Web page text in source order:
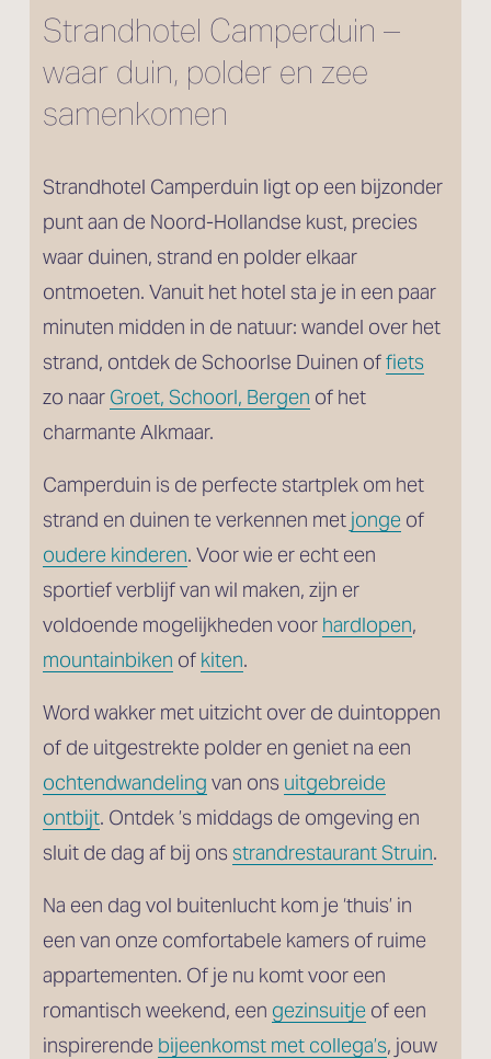
Strandhotel Camperduin –
waar duin, polder en zee
samenkomen
Strandhotel Camperduin ligt op een bijzonder
punt aan de Noord-Hollandse kust, precies
waar duinen, strand en polder elkaar
ontmoeten. Vanuit het hotel sta je in een paar
minuten midden in de natuur: wandel over het
strand, ontdek de Schoorlse Duinen of fiets
zo naar Groet, Schoorl, Bergen of het
charmante Alkmaar.
Camperduin is de perfecte startplek om het
strand en duinen te verkennen met jonge of
oudere kinderen. Voor wie er echt een
sportief verblijf van wil maken, zijn er
voldoende mogelijkheden voor hardlopen
mountainbiken of kiten.
Word wakker met uitzicht over de duintoppen
ochtendwandeling van ons uitgebreide
ontbijt. Ontdek ’s middags de omgeving en
sluit de dag af bij ons strandrestaurant Struin.
Na een dag vol buitenlucht kom je ‘thuis’ in
een van onze comfortabele kamers of ruime
appartementen. Of je nu komt voor een
romantisch weekend, een gezinsuitje of een
inspirerende bijeenkomst met collega’s, jouw